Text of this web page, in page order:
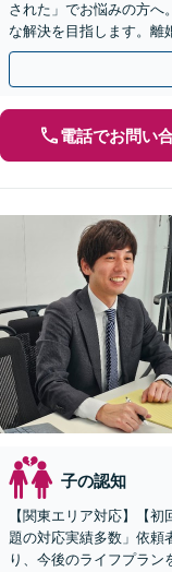
された」でお悩みの方へ
な解決を目指します。離
請求に強い弁護士にお任
電話でお問い
子の認知
【関東エリア対応】【
題の対応実績多数」依頼
り、今後のライフプラン